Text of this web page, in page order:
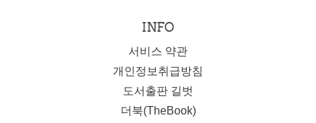
INFO
서비스 약관
개인정보취급방침
도서출판 길벗
더북(TheBook)